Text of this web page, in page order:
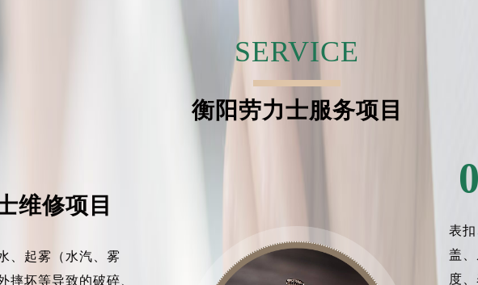
善盟市左旗土尔扈特大街劳力士售后服务中心（需提前预约）
淖尔市临河区新华街劳力士售后服务中心（需提前预约）
市青山区幸福路甲3号王府井百货名表维修劳力士售后服务中心（需提前预约）
市红山区哈达街劳力士售后服务中心（需提前预约）
市海勃湾区人民南路劳力士售后服务中心（需提前预约）
察布市集宁区恩和大街劳力士售后服务中心（需提前预约）
郭勒盟市锡林浩特市光明街与额尔敦路交叉口劳力士售后服务中心（需提前预约）
盟市乌兰浩特市兴安大街劳力士售后服务中心（需提前预约）
SERVICE
衡阳劳力士服务项目
维修项目
、起雾（水汽、雾
摔坏等导致的破碎、
表
盖
度